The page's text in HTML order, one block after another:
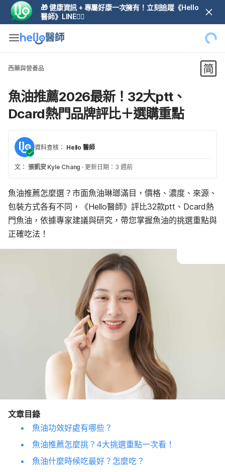
🎁 健康資訊 + 專屬好康一次擁有！立刻追蹤《Hello
醫師》LINE👆🏼
西藥與營養品
魚油推薦2026最新！32大ptt、
Dcard熱門品牌評比＋選購重點
資料查核： Hello 醫師
文： 張凱安 Kyle Chang · 更新日期：3 週前
魚油推薦怎麼選？市面魚油琳瑯滿目，價格、濃度、來源、
包裝方式各有不同，《Hello醫師》評比32款ptt、Dcard熱
門魚油，依據專家建議與研究，帶您掌握魚油的挑選重點與
正確吃法！
文章目錄
魚油功效好處有哪些？
魚油推薦怎麼挑？4大挑選重點一次看！
魚油什麼時候吃最好？怎麼吃？